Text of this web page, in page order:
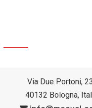
Via Due Portoni, 23
40132 Bologna,